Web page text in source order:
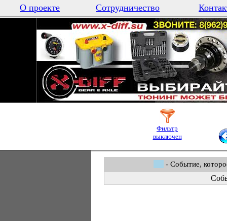
О проекте Сотрудничество
Фильтр
выключен
- Событие,